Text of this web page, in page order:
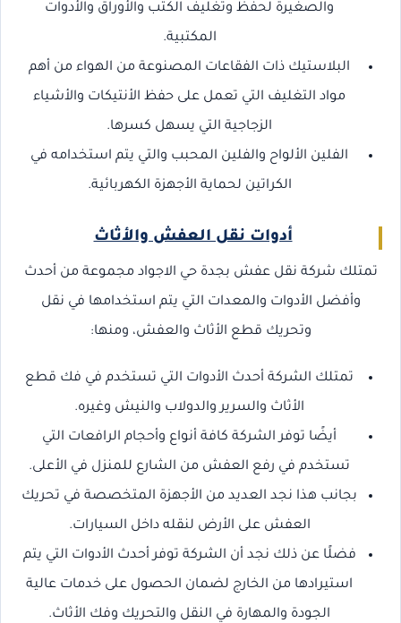
والصغيرة لحفظ وتغليف الكتب والأوراق والأدوات
المكتبية.
البلاستيك ذات الفقاعات المصنوعة من الهواء من أهم
مواد التغليف التي تعمل على حفظ الأنتيكات والأشياء
الزجاجية التي يسهل كسرها.
الفلين الألواح والفلين المحبب والتي يتم استخدامه في
الكراتين لحماية الأجهزة الكهربائية.
أدوات نقل العفش والأثاث
تمتلك شركة نقل عفش بجدة حي الاجواد مجموعة من أحدث
وأفضل الأدوات والمعدات التي يتم استخدامها في نقل
وتحريك قطع الأثاث والعفش، ومنها:
تمتلك الشركة أحدث الأدوات التي تستخدم في فك قطع
الأثاث والسرير والدولاب والنيش وغيره.
أيضًا توفر الشركة كافة أنواع وأحجام الرافعات التي
تستخدم في رفع العفش من الشارع للمنزل في الأعلى.
بجانب هذا نجد العديد من الأجهزة المتخصصة في تحريك
العفش على الأرض لنقله داخل السيارات.
فضلًا عن ذلك نجد أن الشركة توفر أحدث الأدوات التي يتم
استيرادها من الخارج لضمان الحصول على خدمات عالية
الجودة والمهارة في النقل والتحريك وفك الأثاث.